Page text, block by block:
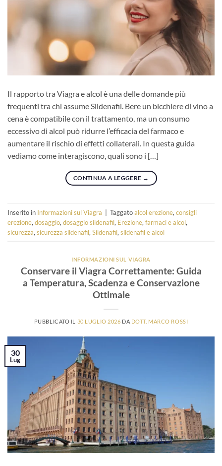
Il rapporto tra Viagra e alcol è una delle domande più
frequenti tra chi assume Sildenafil. Bere un bicchiere di vino a
cena è compatibile con il trattamento, ma un consumo
eccessivo di alcol può ridurre l’efficacia del farmaco e
aumentare il rischio di effetti collaterali. In questa guida
vediamo come interagiscono, quali sono i […]
CONTINUA A LEGGERE →
Inserito in Informazioni sul Viagra Taggatoalcol erezione, consigli
erezione, dosaggio, dosaggio sildenafil, Erezione, farmaci e alcol,
sicurezza, sicurezza sildenafil, Sildenafil, sildenafil e alcol
INFORMAZIONI SUL VIAGRA
Conservare il Viagra Correttamente: Guida
a Temperatura, Scadenza e Conservazione
Ottimale
PUBBLICATO IL 30 LUGLIO 2026 DA DOTT. MARCO ROSSI
30
Lug